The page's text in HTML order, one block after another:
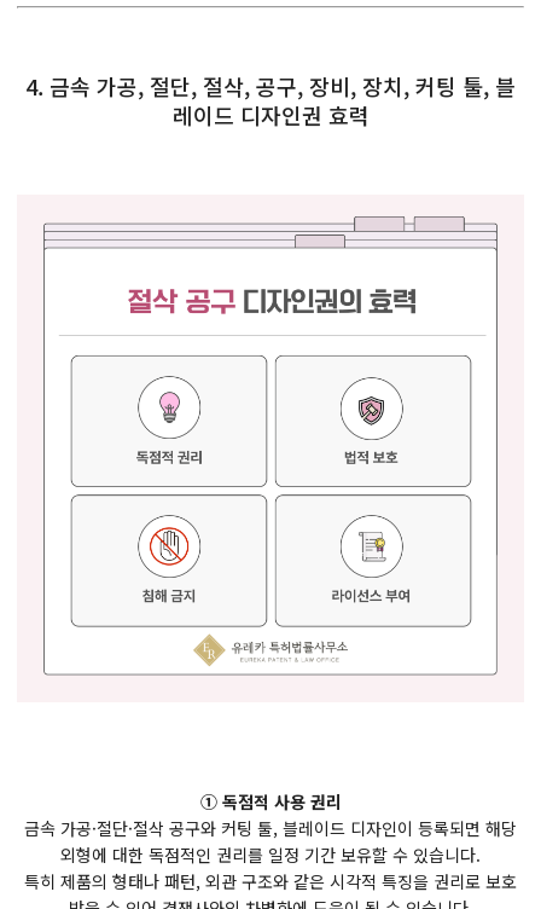
4. 금속 가공, 절단, 절삭, 공구, 장비, 장치, 커팅 툴, 블
레이드 디자인권 효력
① 독점적 사용 권리
금속 가공·절단·절삭 공구와 커팅 툴, 블레이드 디자인이 등록되면 해당
외형에 대한 독점적인 권리를 일정 기간 보유할 수 있습니다.
특히 제품의 형태나 패턴, 외관 구조와 같은 시각적 특징을 권리로 보호